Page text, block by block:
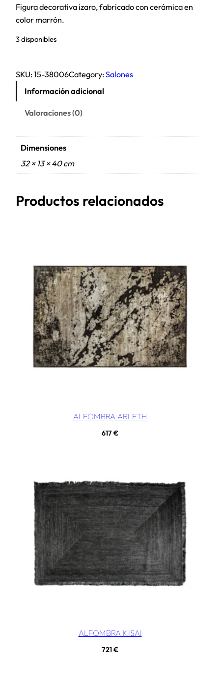
Figura decorativa izaro, fabricado con cerámica en
color marrón.
3 disponibles
SKU:15-38006Category:Salones
Información adicional
Valoraciones (0)
Dimensiones
32 × 13 × 40 cm
Productos relacionados
ALFOMBRA ARLETH
617€
ALFOMBRA KISAI
721€